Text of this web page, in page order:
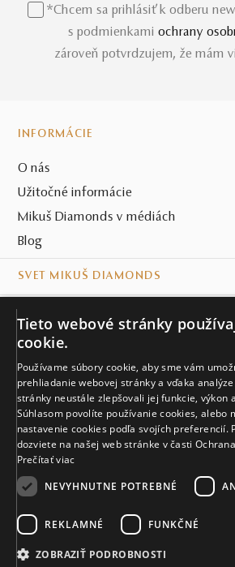
*Chcem sa prihlásiť k odberu
s podmienkami ochrany
zároveň potvrdzujem, že mám
INFORMÁCIE
O nás
Užitočné informácie
Mikuš Diamonds v médiách
Blog
SVET MIKUŠ DIAMONDS
KONTAKT
Naše klenotníctva
Sídlo spoločnosti
© MIKUŠ DIAMONDS, A.S. 2026. VŠETKY
Tieto webové stránky
cookie.
Používame súbory cookie, aby sme vám
prehliadanie webovej stránky a vďaka
stránky neustále zlepšovali jej funkcie, výkon
Súhlasom povolíte používanie cookies, alebo
nastavenie cookies podľa svojích preferencií.
dozviete na našej web stránke v časti
Prečítať viac
NEVYHNUTNE POTREBNÉ
REKLAMNÉ FUNKČNÉ
ZOBRAZIŤ PODROBNOSTI